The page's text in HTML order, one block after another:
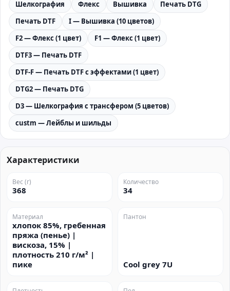
Шелкография Флекс Вышивка
Печать DTG
Печать DTF
I — Вышивка (10 цветов)
F2 — Флекс (1 цвет)
F1 — Флекс (1 цвет)
DTF3 — Печать DTF
DTF-F — Печать DTF с эффектами (1 цвет)
DTG2 — Печать DTG
D3 — Шелкография с трансфером (5 цветов)
custm — Лейблы и шильды
Характеристики
Вес (г)
368
Количество
34
Материал
хлопок 85%, гребенная
пряжа (пенье) |
вискоза, 15% |
плотность 210 г/м² |
пике
Пантон
Cool grey 7U